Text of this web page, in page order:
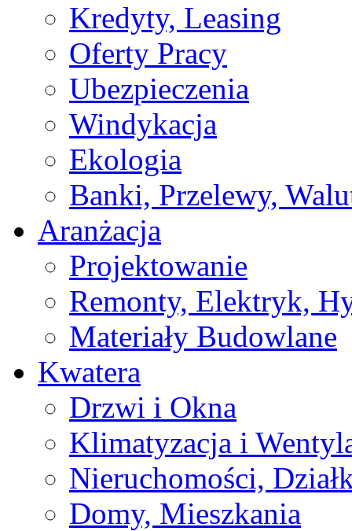
Kredyty, Leasing
Oferty Pracy
Ubezpieczenia
Windykacja
Ekologia
Banki, Przelewy,
Aranżacja
Projektowanie
Remonty, Elektryk,
Materiały Budowlane
Kwatera
Drzwi i Okna
Klimatyzacja i
Nieruchomości,
Domy, Mieszkania